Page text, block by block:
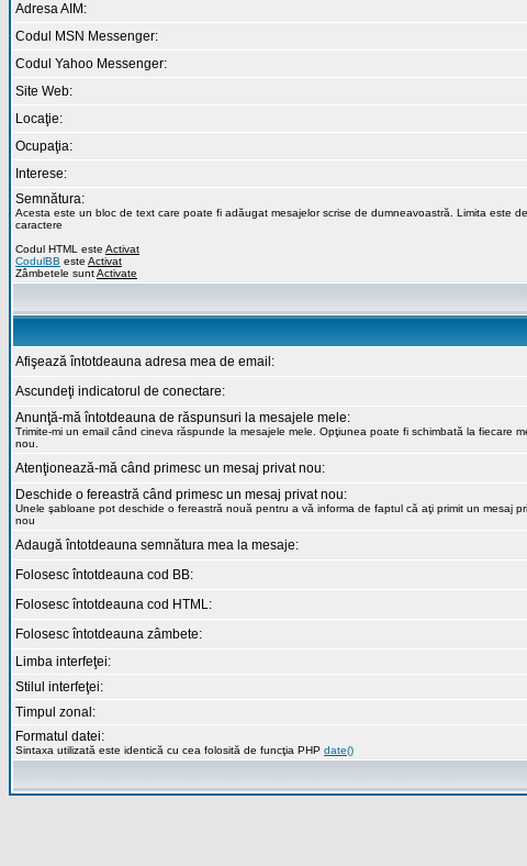
Adresa AIM:
Codul MSN Messenger:
Codul Yahoo Messenger:
Site Web:
Locaţie:
Ocupaţia:
Interese:
Semnătura:
Acesta este un bloc de text care poate fi adăugat mesajelor scrise de dumneavoastră. Limita este
caractere
Codul HTML este Activat
CodulBB este Activat
Zâmbetele suntActivate
Afişează întotdeauna adresa mea de email:
Ascundeţi indicatorul de conectare:
Anunţă-mă întotdeauna de răspunsuri la mesajele mele:
Trimite-mi un email când cineva răspunde la mesajele mele. Opţiunea poate fi schimbată la fiecare
nou.
Atenţionează-mă când primesc un mesaj privat nou:
Deschide o fereastră când primesc un mesaj privat nou:
Unele şabloane pot deschide o fereastră nouă pentru a vă informa de faptul că aţi primit un mesaj
nou
Adaugă întotdeauna semnătura mea la mesaje:
Folosesc întotdeauna cod BB:
Folosesc întotdeauna cod HTML:
Folosesc întotdeauna zâmbete:
Limba interfeţei:
Stilul interfeţei:
Timpul zonal:
Formatul datei:
Sintaxa utilizată este identică cu cea folosită de funcţia PHP date()